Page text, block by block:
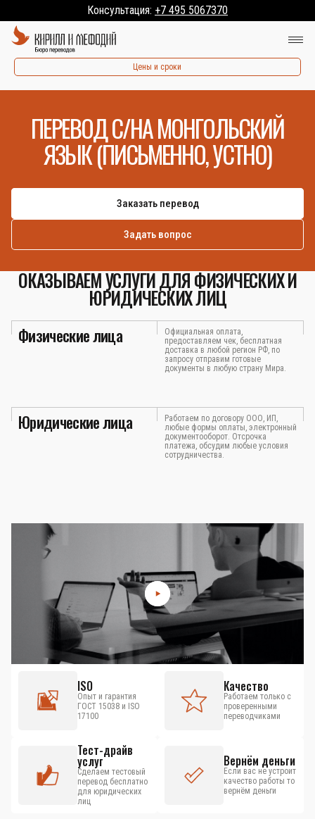
Консультация: +7 495 5067370
Цены и сроки
ПЕРЕВОД С/НА МОНГОЛЬСКИЙ
ЯЗЫК (ПИСЬМЕННО, УСТНО)
Заказать перевод
Задать вопрос
ОКАЗЫВАЕМ УСЛУГИ ДЛЯ ФИЗИЧЕСКИХ И
ЮРИДИЧЕСКИХ ЛИЦ
Физические лица
Официальная оплата,
предоставляем чек, бесплатная
доставка в любой регион РФ, по
запросу отправим готовые
документы в любую страну Мира.
Юридические лица
Работаем по договору ООО, ИП,
любые формы оплаты, электронный
документооборот. Отсрочка
платежа, обсудим любые условия
сотрудничества.
ISO
Опыт и гарантия
ГОСТ 15038 и ISO
17100
Качество
Работаем только с
проверенными
переводчиками
Тест-драйв
услуг
Сделаем тестовый
перевод бесплатно
для юридических
лиц
Вернём деньги
Если вас не устроит
качество работы то
вернём деньги